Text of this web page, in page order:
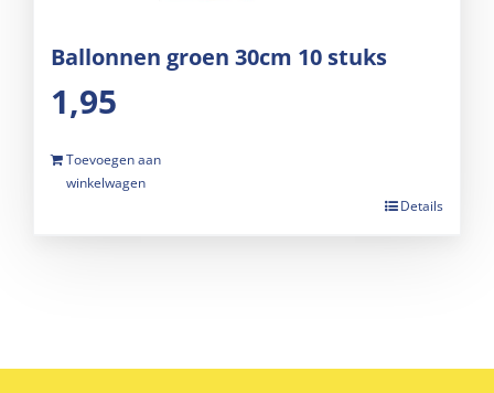
Ballonnen groen 30cm 10 stuks
1,95
Toevoegen aan
winkelwagen
Details